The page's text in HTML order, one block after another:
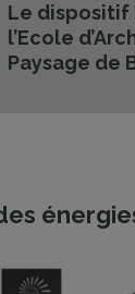
Le dispositif
l’Ecole
Paysage de